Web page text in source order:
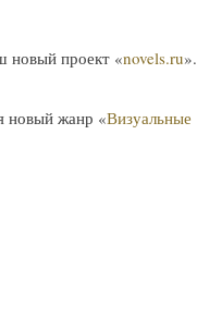
новый проект «novels.ru».
новый жанр «Визуальные